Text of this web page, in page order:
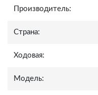
Производитель:
Страна:
Ходовая:
Модель: